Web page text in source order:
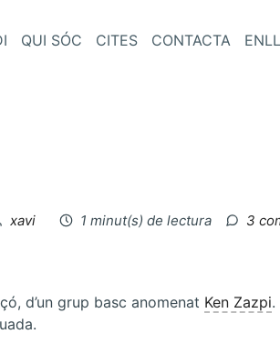
QUI SÓC CITES CONTACTA
per
xavi 1 minut(s) de lectura 3
d’un grup basc anomenat Ken Zazpi.